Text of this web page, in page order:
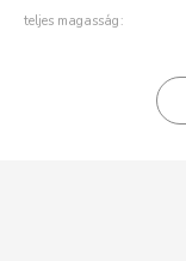
teljes magasság